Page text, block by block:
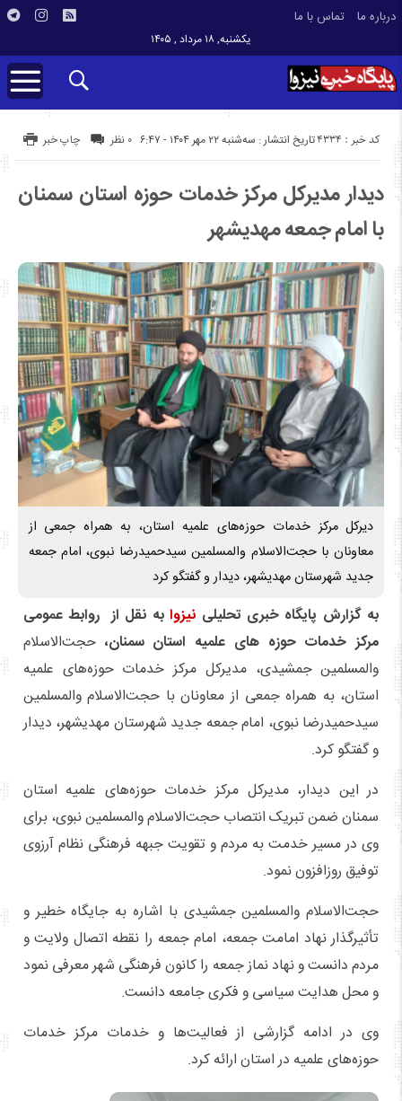
درباره ما تماس با ما
یکشنبه, ۱۸ مرداد , ۱۴۰۵
تاریخ انتشار : سه‌شنبه ۲۲ مهر ۱۴۰۴ - ۶:۴۷ کد خبر : 4334 چاپ خبر ۰ نظر
دیدار مدیرکل مرکز خدمات حوزه‌ استان سمنان
با امام جمعه مهدیشهر
دیرکل مرکز خدمات حوزه‌های علمیه استان، به همراه جمعی از
معاونان با حجت‌الاسلام والمسلمین سیدحمیدرضا نبوی، امام جمعه
جدید شهرستان مهدیشهر، دیدار و گفتگو کرد
به گزارش پایگاه خبری تحلیلی نیزوابه نقل از روابط عمومی
مرکز خدمات حوزه های علمیه استان سمنان،حجت‌الاسلام
والمسلمین جمشیدی، مدیرکل مرکز خدمات حوزه‌های علمیه
استان، به همراه جمعی از معاونان با حجت‌الاسلام والمسلمین
سیدحمیدرضا نبوی، امام جمعه جدید شهرستان مهدیشهر، دیدار
و گفتگو کرد.
در این دیدار، مدیرکل مرکز خدمات حوزه‌های علمیه استان
سمنان ضمن تبریک انتصاب حجت‌الاسلام والمسلمین نبوی، برای
وی در مسیر خدمت به مردم و تقویت جبهه فرهنگی نظام آرزوی
توفیق روزافزون نمود.
حجت‌الاسلام والمسلمین جمشیدی با اشاره به جایگاه خطیر و
تأثیرگذار نهاد امامت جمعه، امام جمعه را نقطه اتصال ولایت و
مردم دانست و نهاد نماز جمعه را کانون فرهنگی شهر معرفی نمود
و محل هدایت سیاسی و فکری جامعه دانست.
وی در ادامه گزارشی از فعالیت‌ها و خدمات مرکز خدمات
حوزه‌های علمیه در استان ارائه کرد.